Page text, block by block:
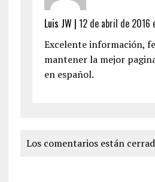
Luis JW | 12 de abril de 2016
Excelente información,
mantener la mejor
en español.
Los comentarios están